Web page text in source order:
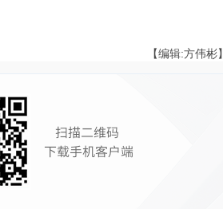
【编辑:方伟彬】